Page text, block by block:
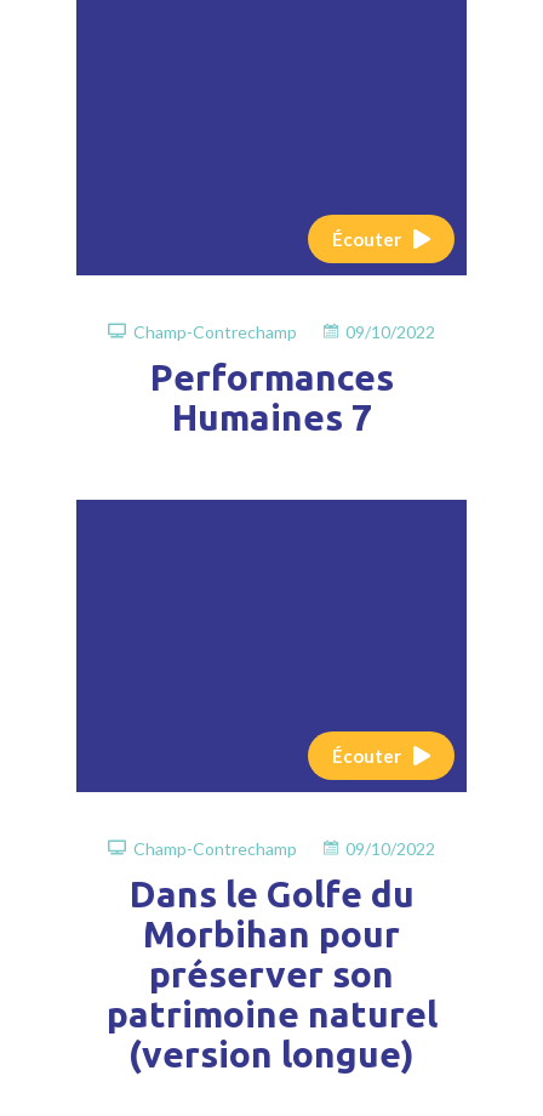
Écouter
Champ-Contrechamp 09/10/2022
Performances
Humaines 7
Écouter
Champ-Contrechamp 09/10/2022
Dans le Golfe du
Morbihan pour
préserver son
patrimoine naturel
(version longue)